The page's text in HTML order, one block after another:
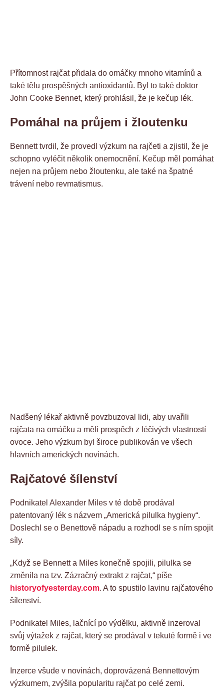
Přítomnost rajčat přidala do omáčky mnoho vitamínů a
také tělu prospěšných antioxidantů. Byl to také doktor
John Cooke Bennet, který prohlásil, že je kečup lék.
Pomáhal na průjem i žloutenku
Bennett tvrdil, že provedl výzkum na rajčeti a zjistil, že je
schopno vyléčit několik onemocnění. Kečup měl pomáhat
nejen na průjem nebo žloutenku, ale také na špatné
trávení nebo revmatismus.
Nadšený lékař aktivně povzbuzoval lidi, aby uvařili
rajčata na omáčku a měli prospěch z léčivých vlastností
ovoce. Jeho výzkum byl široce publikován ve všech
hlavních amerických novinách.
Rajčatové šílenství
Podnikatel Alexander Miles v té době prodával
patentovaný lék s názvem „Americká pilulka hygieny“.
Doslechl se o Benettově nápadu a rozhodl se s ním spojit
síly.
„Když se Bennett a Miles konečně spojili, pilulka se
změnila na tzv. Zázračný extrakt z rajčat,“ píše
historyofyesterday.com. A to spustilo lavinu rajčatového
šílenství.
Podnikatel Miles, lačnící po výdělku, aktivně inzeroval
svůj výtažek z rajčat, který se prodával v tekuté formě i ve
formě pilulek.
Inzerce všude v novinách, doprovázená Bennettovým
výzkumem, zvýšila popularitu rajčat po celé zemi.